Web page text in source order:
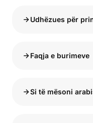
Udhëzues për
Faqja e burimeve
Si të mësoni